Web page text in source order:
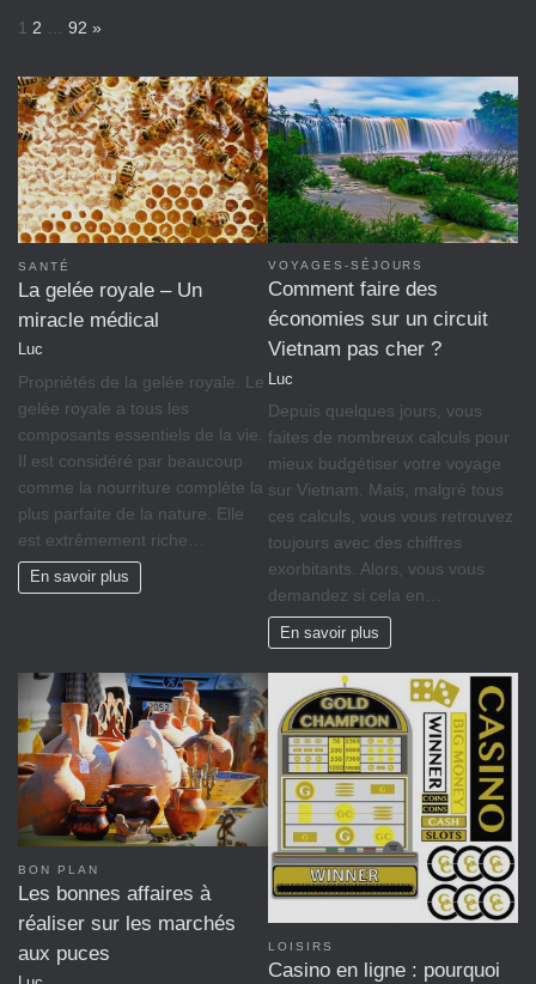
P
g
e
:
1 2 92 N
x
t
»
SANTÉ
La gelée royale – Un
miracle médical
Luc
Propriétés de la gelée royale. Le
gelée royale a tous les
composants essentiels de la vie.
Il est considéré par beaucoup
comme la nourriture complète la
plus parfaite de la nature. Elle
est extrêmement riche…
En savoir plus
VOYAGES-SÉJOURS
Comment faire des
économies sur un circuit
Vietnam pas cher ?
Luc
Depuis quelques jours, vous
faites de nombreux calculs pour
mieux budgétiser votre voyage
sur Vietnam. Mais, malgré tous
ces calculs, vous vous retrouvez
toujours avec des chiffres
exorbitants. Alors, vous vous
demandez si cela en…
En savoir plus
BON PLAN
Les bonnes affaires à
réaliser sur les marchés
aux puces
LOISIRS
Casino en ligne : pourquoi